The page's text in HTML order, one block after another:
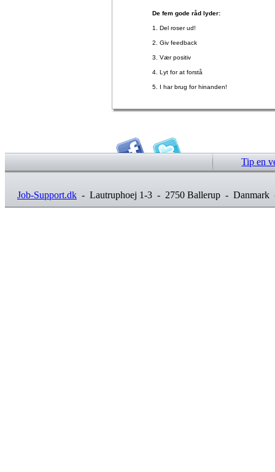
De fem gode råd lyder:
1. Del roser ud!
2. Giv feedback
3. Vær positiv
4. Lyt for at forstå
5. I har brug for hinanden!
Tip en
Job-Support.dk - Lautruphoej 1-3 - 2750 Ballerup - Danmark